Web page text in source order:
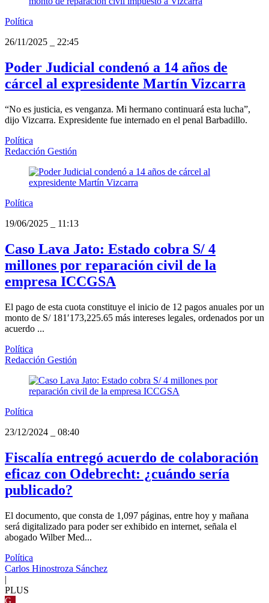
Política
26/11/2025
22:45
Poder Judicial condenó a 14 años de
cárcel al expresidente Martín Vizcarra
“No es justicia, es venganza. Mi hermano continuará esta lucha”,
dijo Vizcarra. Expresidente fue internado en el penal Barbadillo.
Política
Redacción Gestión
Política
19/06/2025
11:13
Caso Lava Jato: Estado cobra S/ 4
millones por reparación civil de la
empresa ICCGSA
El pago de esta cuota constituye el inicio de 12 pagos anuales por un
monto de S/ 181′173,225.65 más intereses legales, ordenados por un
acuerdo ...
Política
Redacción Gestión
Política
23/12/2024
08:40
Fiscalía entregó acuerdo de colaboración
eficaz con Odebrecht: ¿cuándo sería
publicado?
El documento, que consta de 1,097 páginas, entre hoy y mañana
será digitalizado para poder ser exhibido en internet, señala el
abogado Wilber Med...
Política
Carlos Hinostroza Sánchez
|
PLUS
G